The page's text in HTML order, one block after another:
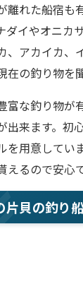
離れた船宿も
ダイやオニカ
、アカイカ、
在の釣り物を
富な釣り物が
出来ます。初
を用意してい
るので安心で
片貝の釣り